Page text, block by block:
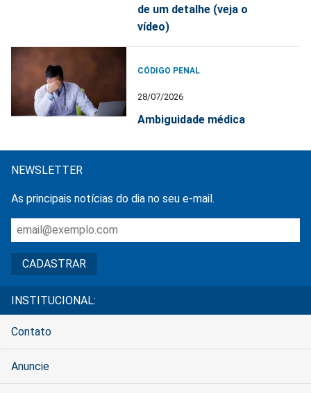
de um detalhe (veja o
vídeo)
CÓDIGO PENAL
28/07/2026
Ambiguidade médica
NEWSLETTER
As principais notícias do dia no seu e-mail.
INSTITUCIONAL:
Contato
Anuncie